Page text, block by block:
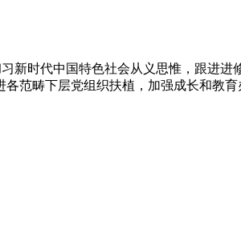
时代中国特色社会从义思惟，跟进进
范畴下层党组织扶植，加强成长和教育